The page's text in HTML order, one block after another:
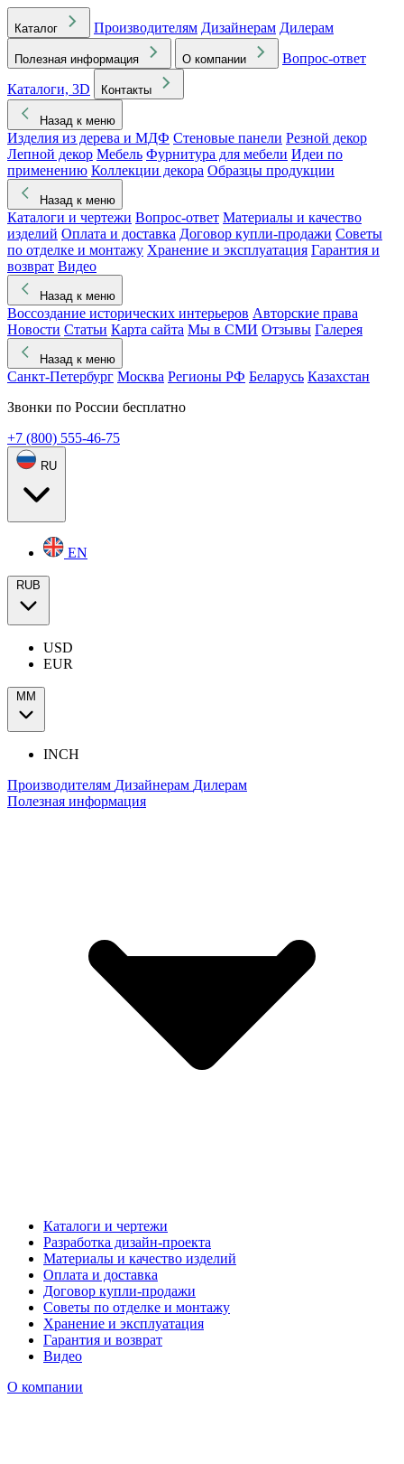
Каталог Производителям Дизайнерам Дилерам
Полезная информация О компании
Вопрос-ответ
Каталоги, 3D
Контакты
Назад к меню
Изделия из дерева и МДФ Стеновые панели Резной декор
Лепной декор Мебель Фурнитура для мебели Идеи по
применению Коллекции декора Образцы продукции
Назад к меню
Каталоги и чертежи Вопрос-ответ Материалы и качество
изделий Оплата и доставка Договор купли-продажи Советы
по отделке и монтажу Хранение и эксплуатация Гарантия и
возврат Видео
Назад к меню
Воссоздание исторических интерьеров Авторские права
Новости Статьи Карта сайта Мы в СМИ Отзывы Галерея
Назад к меню
Санкт-Петербург Москва Регионы РФ Беларусь Казахстан
Звонки по России бесплатно
+7 (800) 555-46-75
RU
EN
RUB
USD
EUR
ММ
INCH
Производителям Дизайнерам Дилерам
Полезная информация
Каталоги и чертежи
Разработка дизайн-проекта
Материалы и качество изделий
Оплата и доставка
Договор купли-продажи
Советы по отделке и монтажу
Хранение и эксплуатация
Гарантия и возврат
Видео
О компании